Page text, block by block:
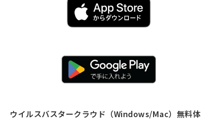
ウイルスバスタークラウド（Windows/Mac）無料体